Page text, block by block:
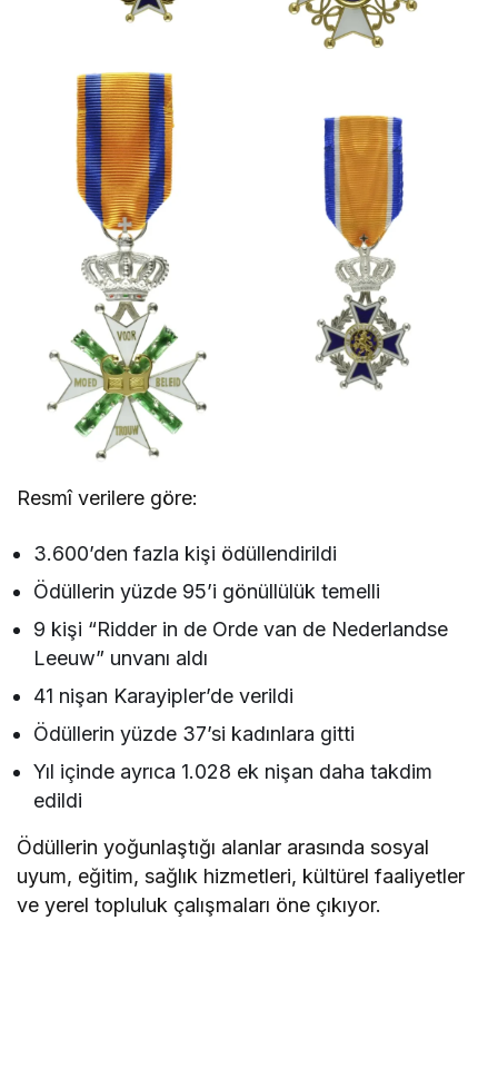
Resmî verilere göre:
3.600’den fazla kişi ödüllendirildi
Ödüllerin yüzde 95’i gönüllülük temelli
9 kişi “Ridder in de Orde van de Nederlandse
Leeuw” unvanı aldı
41 nişan Karayipler’de verildi
Ödüllerin yüzde 37’si kadınlara gitti
Yıl içinde ayrıca 1.028 ek nişan daha takdim
edildi
Ödüllerin yoğunlaştığı alanlar arasında sosyal
uyum, eğitim, sağlık hizmetleri, kültürel faaliyetler
ve yerel topluluk çalışmaları öne çıkıyor.